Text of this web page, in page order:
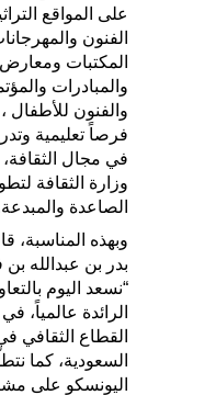
على المواقع
الفنون
المكتبات ومعارض
والمبادرات
والفنون للأطفال
فرصاً تعليمية
في مجال
وزارة الثقافة
الصاعدة
وبهذه المناسبة،
بدر بن عبدالله بن
“نسعد اليوم
الرائدة عالمياً،
القطاع الثقافي
السعودية، كما
اليونسكو على